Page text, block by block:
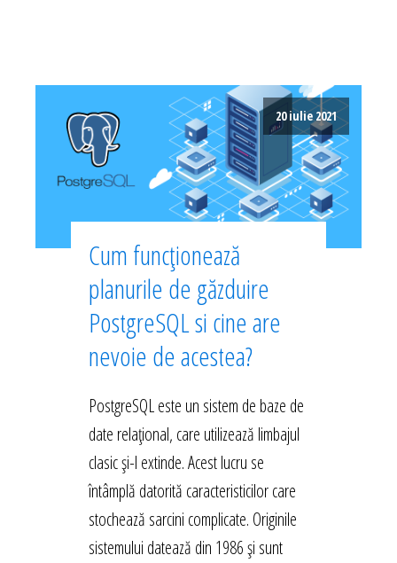
20 iulie 2021
Cum funcționează
planurile de găzduire
PostgreSQL si cine are
nevoie de acestea?
PostgreSQL este un sistem de baze de
date relațional, care utilizează limbajul
clasic și-l extinde. Acest lucru se
întâmplă datorită caracteristicilor care
stochează sarcini complicate. Originile
sistemului datează din 1986 și sunt